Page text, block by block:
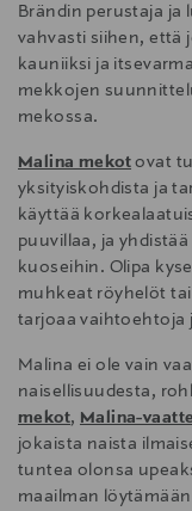
Brändin perustaja ja
vahvasti siihen, että
kauniiksi ja
mekkojen
mekossa.
Malina mekotovat
yksityiskohdista ja
käyttää
puuvillaa, ja
kuoseihin. Olipa
muhkeat röyhelöt
tarjoaa vaihtoehtoja
Malina ei ole vain
naisellisuudesta,
mekot, Malina-
jokaista naista
tuntea olonsa
maailman